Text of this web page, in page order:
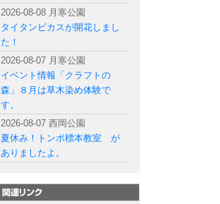
2026-08-08 月寒公園
タイタンビカスが開花しまし
た！
2026-08-07 月寒公園
イベント情報「クラフトの
森」８月は草木染め体験で
す。
2026-08-07 西岡公園
夏休み！トンボ標本教室 が
ありましたよ。